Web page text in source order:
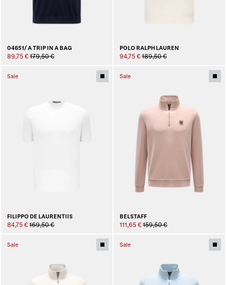
04651/ A TRIP IN A BAG
89,75 € 179,50 €
POLO RALPH LAUREN
94,75 € 189,50 €
Sale
FILIPPO DE LAURENTIIS
84,75 € 169,50 €
Sale
BELSTAFF
111,65 € 159,50 €
Sale Sale